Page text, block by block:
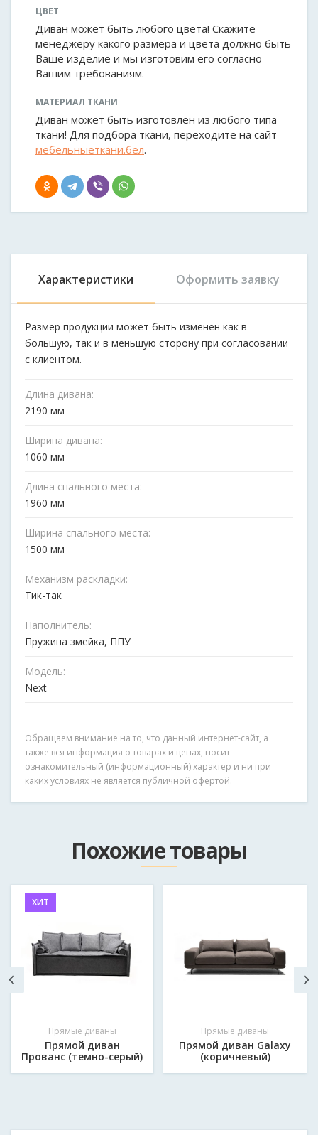
ЦВЕТ
Диван может быть любого цвета! Скажите
менеджеру какого размера и цвета должно быть
Ваше изделие и мы изготовим его согласно
Вашим требованиям.
МАТЕРИАЛ ТКАНИ
Диван может быть изготовлен из любого типа
ткани! Для подбора ткани, переходите на сайт
мебельныеткани.бел.
Характеристики Оформить заявку
Размер продукции может быть изменен как в
большую, так и в меньшую сторону при согласовании
с клиентом.
Длина дивана:
2190 мм
Ширина дивана:
1060 мм
Длина спального места:
1960 мм
Ширина спального места:
1500 мм
Механизм раскладки:
Тик-так
Наполнитель:
Пружина змейка, ППУ
Модель:
Next
Обращаем внимание на то, что данный интернет-сайт, а
также вся информация о товарах и ценах, носит
ознакомительный (информационный) характер и ни при
каких условиях не является публичной офёртой.
Email
Мобильный телефон в формате 375**********
Похожие товары
ХИТ
Прямые диваны
Прямой диван
Прованс (темно-серый)
Прямые диваны
Прямой диван Galaxy
(коричневый)